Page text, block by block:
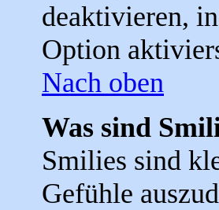
deaktivieren,
Option
Nach oben
Was sind
Smilies sind
Gefühle